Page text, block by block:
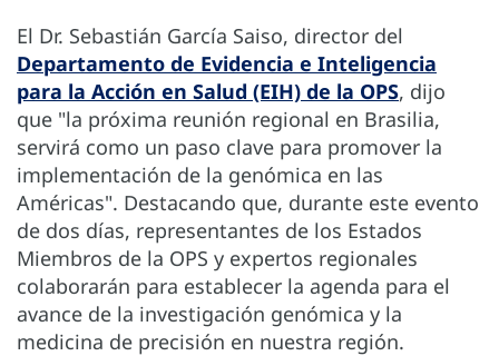
El Dr. Sebastián García Saiso, director del
Departamento de Evidencia e Inteligencia
para la Acción en Salud (EIH) de la OPS, dijo
que "la próxima reunión regional en Brasilia,
servirá como un paso clave para promover la
implementación de la genómica en las
Américas". Destacando que, durante este evento
de dos días, representantes de los Estados
Miembros de la OPS y expertos regionales
colaborarán para establecer la agenda para el
avance de la investigación genómica y la
medicina de precisión en nuestra región.